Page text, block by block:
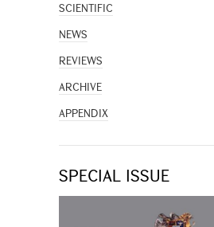
SCIENTIFIC
NEWS
REVIEWS
ARCHIVE
APPENDIX
SPECIAL ISSUE